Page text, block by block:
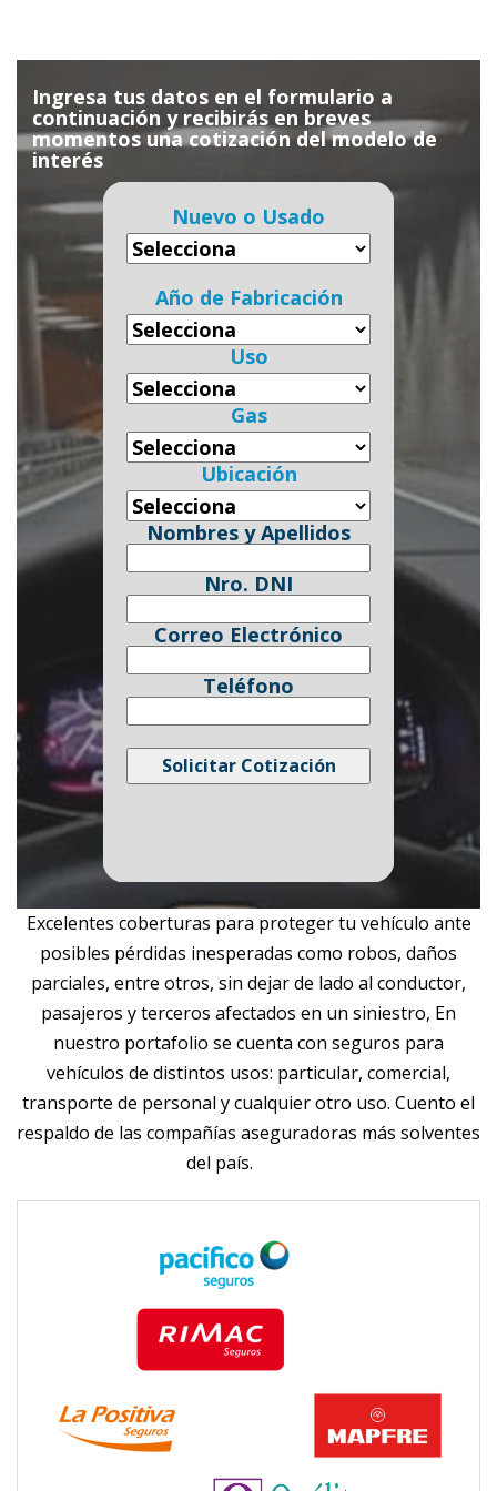
Ingresa tus datos en el formulario a
continuación y recibirás en breves
momentos una cotización del modelo de
interés
Nuevo o Usado
Año de Fabricación
Uso
Gas
Ubicación
Nombres y Apellidos
Nro. DNI
Correo Electrónico
Teléfono
Excelentes coberturas para proteger tu vehículo ante
posibles pérdidas inesperadas como robos, daños
parciales, entre otros, sin dejar de lado al conductor,
pasajeros y terceros afectados en un siniestro, En
nuestro portafolio se cuenta con seguros para
vehículos de distintos usos: particular, comercial,
transporte de personal y cualquier otro uso. Cuento el
respaldo de las compañías aseguradoras más solventes
del país.